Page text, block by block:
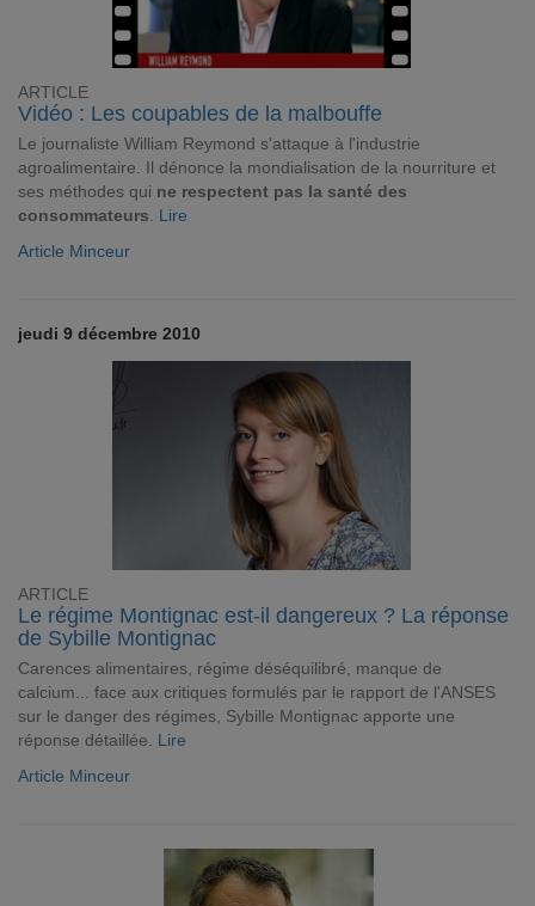
ARTICLE
Vidéo : Les coupables de la malbouffe
Le journaliste William Reymond s'attaque à l'industrie
agroalimentaire. Il dénonce la mondialisation de la nourriture et
ses méthodes qui ne respectent pas la santé des
consommateurs
Lire
Article Minceur
jeudi 9 décembre 2010
ARTICLE
Le régime Montignac est-il dangereux ? La réponse
de Sybille Montignac
Carences alimentaires, régime déséquilibré, manque de
calcium... face aux critiques formulés par le rapport de l'ANSES
sur le danger des régimes, Sybille Montignac apporte une
réponse détaillée. Lire
Article Minceur